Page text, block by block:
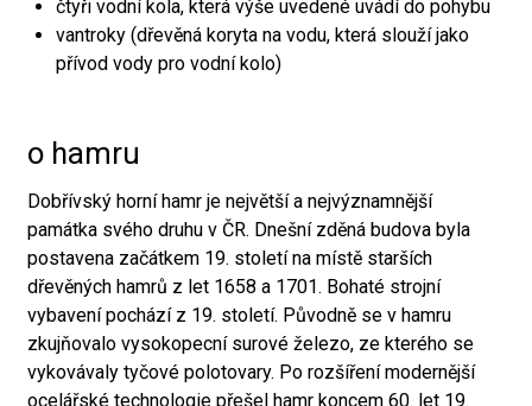
čtyři vodní kola, která výše uvedené uvádí do pohybu
vantroky (dřevěná koryta na vodu, která slouží jako
přívod vody pro vodní kolo)
o hamru
Dobřívský horní hamr je největší a nejvýznamnější
památka svého druhu v ČR. Dnešní zděná budova byla
postavena začátkem 19. století na místě starších
dřevěných hamrů z let 1658 a 1701. Bohaté strojní
vybavení pochází z 19. století. Původně se v hamru
zkujňovalo vysokopecní surové železo, ze kterého se
vykovávaly tyčové polotovary. Po rozšíření modernější
ocelářské technologie přešel hamr koncem 60. let 19.